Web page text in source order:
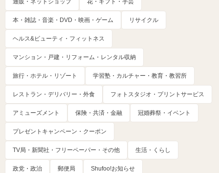
通販・ネットショップ 花・ギフト・手芸
本・雑誌・音楽・DVD・映画・ゲーム リサイクル
ヘルス&ビューティ・フィットネス
マンション・戸建・リフォーム・レンタル収納
旅行・ホテル・リゾート 学習塾・カルチャー・教育・教習所
レストラン・デリバリー・外食 フォトスタジオ・プリントサービス
アミューズメント 保険・共済・金融 冠婚葬祭・イベント
プレゼントキャンペーン・クーポン
TV局・新聞社・フリーペーパー・その他 生活・くらし
政党・政治 郵便局 Shufoo!お知らせ